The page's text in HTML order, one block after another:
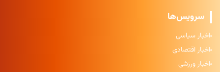
سرویس‌ها
اخبار سیاسی
اخبار اقتصادی
اخبار ورزشی